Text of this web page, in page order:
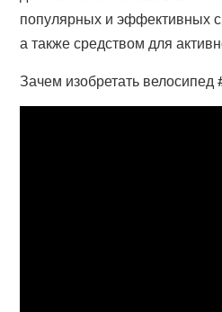
популярных и эффективных
а также средством для
Зачем изобретать велосипед